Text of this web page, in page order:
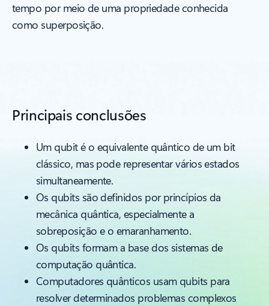
tempo por meio de uma propriedade conhecida
como superposição.
Principais conclusões
Um qubit é o equivalente quântico de um bit
clássico, mas pode representar vários estados
simultaneamente.
Os qubits são definidos por princípios da
mecânica quântica, especialmente a
sobreposição e o emaranhamento.
Os qubits formam a base dos sistemas de
computação quântica.
Computadores quânticos usam qubits para
resolver determinados problemas complexos